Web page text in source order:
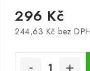
296 Kč
244,63 Kč bez DPH